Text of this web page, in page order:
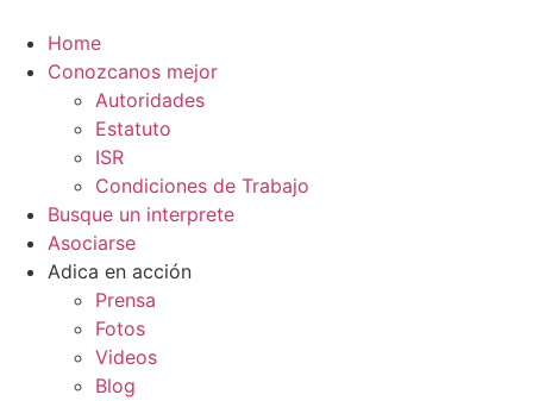
contenido
Home
Conozcanos mejor
Autoridades
Estatuto
ISR
Condiciones de Trabajo
Busque un interprete
Asociarse
Adica en acción
Prensa
Fotos
Videos
Blog